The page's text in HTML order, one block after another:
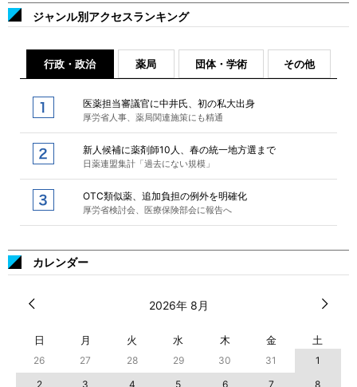
ジャンル別アクセスランキング
行政・政治 薬局 団体・学術 その他
医薬担当審議官に中井氏、初の私大出身
厚労省人事、薬局関連施策にも精通
新人候補に薬剤師10人、春の統一地方選まで
日薬連盟集計「過去にない規模」
OTC類似薬、追加負担の例外を明確化
厚労省検討会、医療保険部会に報告へ
カレンダー
2026年 8月
日 月 火 水 木 金 土
26 27 28 29 30 31
1
2
3 4 5 6 7
8